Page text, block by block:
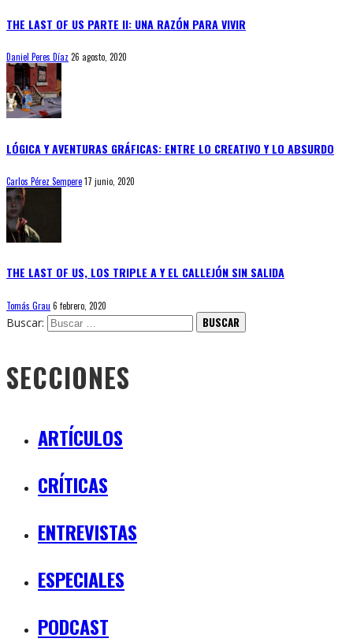
THE LAST OF US PARTE II: UNA RAZÓN PARA VIVIR
Daniel Peres Díaz 26 agosto, 2020
LÓGICA Y AVENTURAS GRÁFICAS: ENTRE LO CREATIVO Y LO ABSURDO
Carlos Pérez Sempere17 junio, 2020
THE LAST OF US, LOS TRIPLE A Y EL CALLEJÓN SIN SALIDA
Tomás Grau 6 febrero, 2020
Buscar:
SECCIONES
ARTÍCULOS
CRÍTICAS
ENTREVISTAS
ESPECIALES
PODCAST